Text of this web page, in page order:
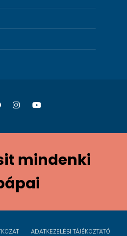
mindenki
ADATKEZELÉSI TÁJÉKOZTATÓ